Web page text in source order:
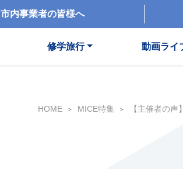
市内事業者の皆様へ
修学旅行 動画ライ
HOME MICE特集 【主催者の